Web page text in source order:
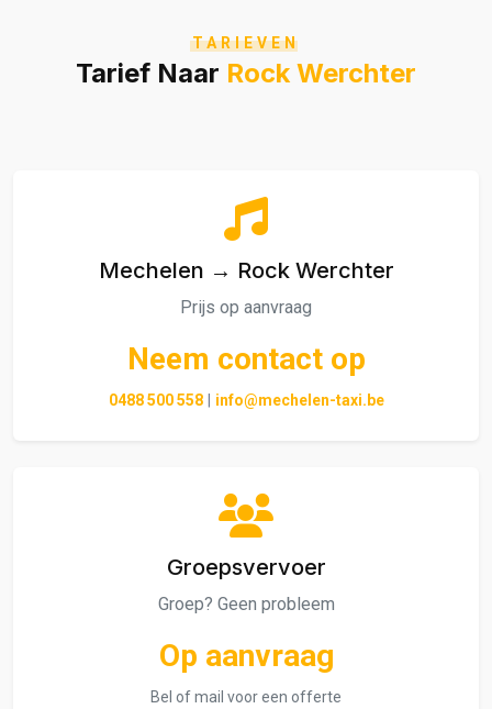
TARIEVEN
Tarief Naar Rock Werchter
Mechelen → Rock Werchter
Prijs op aanvraag
Neem contact op
0488 500 558 info@mechelen-taxi.be
Groepsvervoer
Groep? Geen probleem
Op aanvraag
Bel of mail voor een offerte